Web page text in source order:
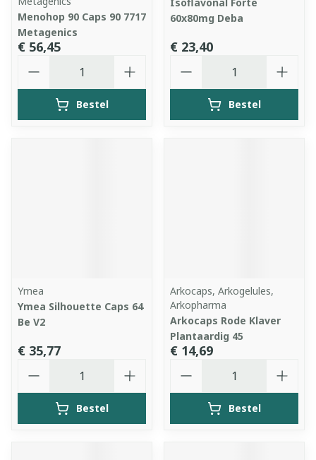
Menohop 90 Caps 90 7717
Metagenics
€ 56,45
Bestel
60x80mg Deba
€ 23,40
Bestel
Ymea
Ymea Silhouette Caps 64
Be V2
€ 35,77
Bestel
Arkocaps, Arkogelules,
Arkopharma
Arkocaps Rode Klaver
Plantaardig 45
€ 14,69
Bestel